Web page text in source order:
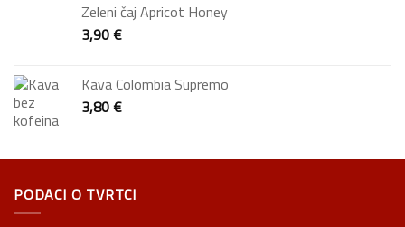
Zeleni čaj Apricot Honey
3,90€
Kava Colombia Supremo
3,80€
PODACI O TVRTCI